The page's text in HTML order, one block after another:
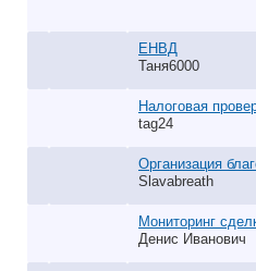
ЕНВД
Таня6000
Налоговая
tag24
Организация
Slavabreath
Мониторинг
Денис Иванович